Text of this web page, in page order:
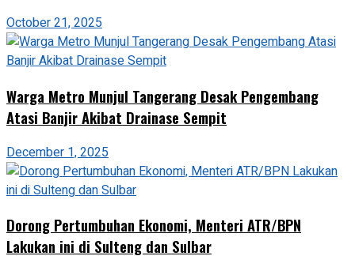
October 21, 2025
Warga Metro Munjul Tangerang Desak Pengembang
Atasi Banjir Akibat Drainase Sempit
December 1, 2025
Dorong Pertumbuhan Ekonomi, Menteri ATR/BPN
Lakukan ini di Sulteng dan Sulbar